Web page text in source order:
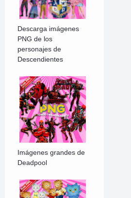
Descarga imágenes
PNG de los
personajes de
Descendientes
Imágenes grandes de
Deadpool